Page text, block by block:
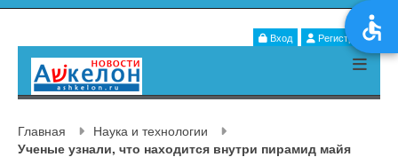
Вход Регистрация
Главная
Наука и технологии
Ученые узнали, что находится внутри пирамид майя